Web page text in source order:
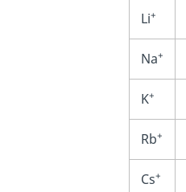
Li+
Na+
K+
Rb+
Cs+